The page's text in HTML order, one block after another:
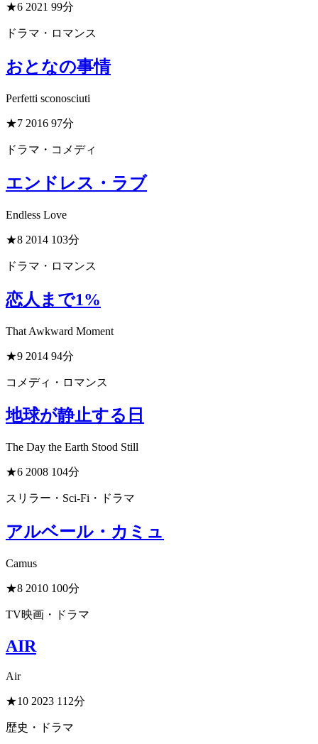
★6 2021 99分
ドラマ・ロマンス
おとなの事情
Perfetti sconosciuti
★7 2016 97分
ドラマ・コメディ
エンドレス・ラブ
Endless Love
★8 2014 103分
ドラマ・ロマンス
恋人まで1%
That Awkward Moment
★9 2014 94分
コメディ・ロマンス
地球が静止する日
The Day the Earth Stood Still
★6 2008 104分
スリラー・Sci-Fi・ドラマ
アルベール・カミュ
Camus
★8 2010 100分
TV映画・ドラマ
AIR
Air
★10 2023 112分
歴史・ドラマ